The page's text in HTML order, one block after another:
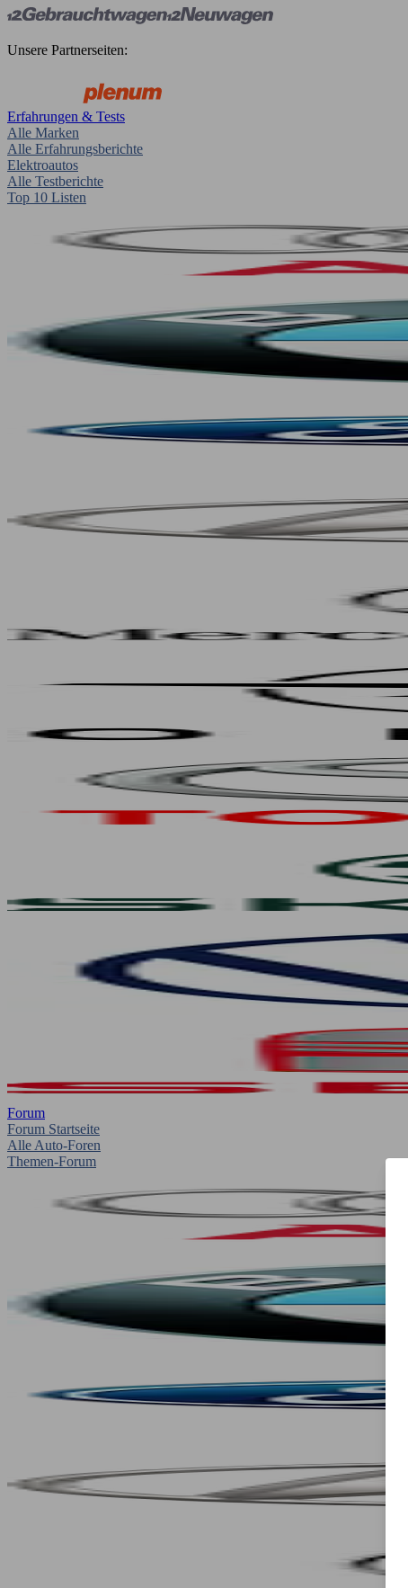
Unsere Partnerseiten:
Erfahrungen & Tests
Alle Marken
Alle Erfahrungsberichte
Elektroautos
Alle Testberichte
Top 10 Listen
Forum
Forum Startseite
Alle Auto-Foren
Themen-Forum